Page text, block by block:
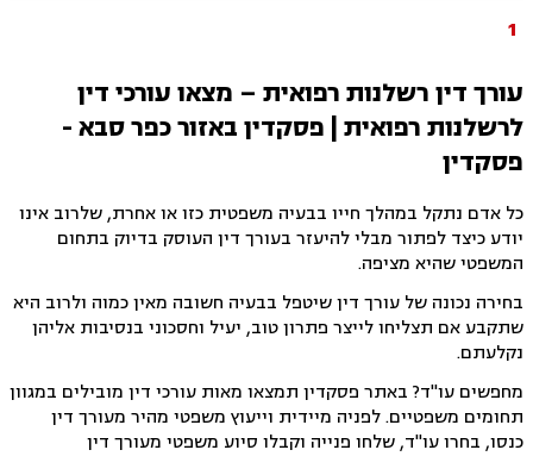
1
עורך דין רשלנות רפואית – מצאו עורכי דין
לרשלנות רפואית | פסקדין באזור כפר סבא -
פסקדין
כל אדם נתקל במהלך חייו בבעיה משפטית כזו או אחרת, שלרוב אינו
יודע כיצד לפתור מבלי להיעזר בעורך דין העוסק בדיוק בתחום
המשפטי שהיא מציפה.
בחירה נכונה של עורך דין שיטפל בבעיה חשובה מאין כמוה ולרוב היא
שתקבע אם תצליחו לייצר פתרון טוב, יעיל וחסכוני בנסיבות אליהן
נקלעתם.
מחפשים עו"ד? באתר פסקדין תמצאו מאות עורכי דין מובילים במגוון
תחומים משפטיים. לפניה מיידית וייעוץ משפטי מהיר מעורך דין
כנסו, בחרו עו"ד, שלחו פנייה וקבלו סיוע משפטי מעורך דין